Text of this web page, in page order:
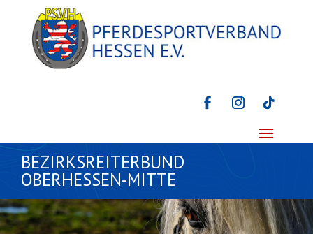
BEZIRKSREITERBUND
OBERHESSEN-MITTE